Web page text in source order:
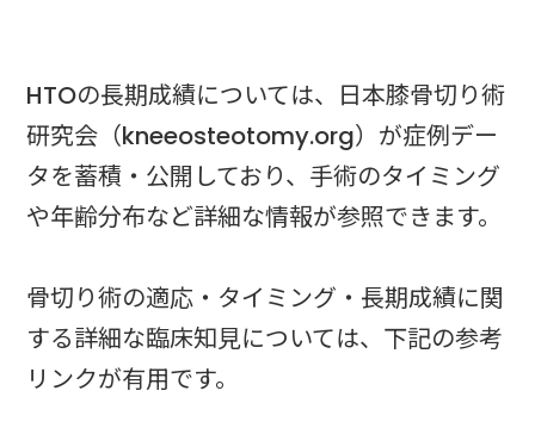
HTOの長期成績については、日本膝骨切り術
研究会（kneeosteotomy.org）が症例デー
タを蓄積・公開しており、手術のタイミング
や年齢分布など詳細な情報が参照できます。
骨切り術の適応・タイミング・長期成績に関
する詳細な臨床知見については、下記の参考
リンクが有用です。